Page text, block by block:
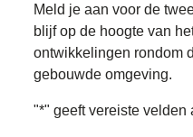
Meld je aan voor de
blijf op de hoogte van
ontwikkelingen rondom
gebouwde omgeving.
"*" geeft vereiste velden